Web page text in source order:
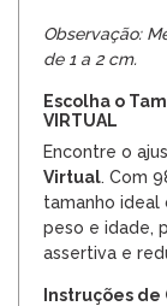
Observação:
de 1 a 2 cm.
Escolha o
VIRTUAL
Encontre o
Virtual. Com
tamanho ideal
peso e idade,
assertiva e
Instruções de